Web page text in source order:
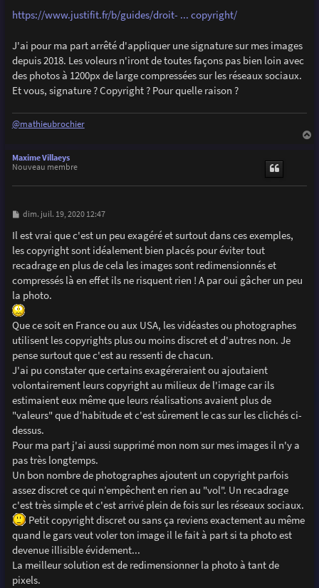
https://www.justifit.fr/b/guides/droit- ... copyright/
J'ai pour ma part arrêté d'appliquer une signature sur mes images
depuis 2018. Les voleurs n'iront de toutes façons pas bien loin avec
des photos à 1200px de large compressées sur les réseaux sociaux.
Et vous, signature ? Copyright ? Pour quelle raison ?
@mathieubrochier
Maxime Villaeys
Nouveau membre
M
s
s
a
e
dim. juil. 19, 2020 12:47
Il est vrai que c'est un peu exagéré et surtout dans ces exemples,
les copyright sont idéalement bien placés pour éviter tout
recadrage en plus de cela les images sont redimensionnés et
compressés là en effet ils ne risquent rien ! A par oui gâcher un peu
la photo.
Que ce soit en France ou aux USA, les vidéastes ou photographes
utilisent les copyrights plus ou moins discret et d'autres non. Je
pense surtout que c'est au ressenti de chacun.
J'ai pu constater que certains exagéreraient ou ajoutaient
volontairement leurs copyright au milieux de l'image car ils
estimaient eux même que leurs réalisations avaient plus de
"valeurs" que d’habitude et c'est sûrement le cas sur les clichés ci-
dessus.
Pour ma part j'ai aussi supprimé mon nom sur mes images il n'y a
pas très longtemps.
Un bon nombre de photographes ajoutent un copyright parfois
assez discret ce qui n’empêchent en rien au "vol". Un recadrage
c'est très simple et c'est arrivé plein de fois sur les réseaux sociaux.
Petit copyright discret ou sans ça reviens exactement au même
quand le gars veut voler ton image il le fait à part si ta photo est
devenue illisible évidement...
La meilleur solution est de redimensionner la photo à tant de
pixels.